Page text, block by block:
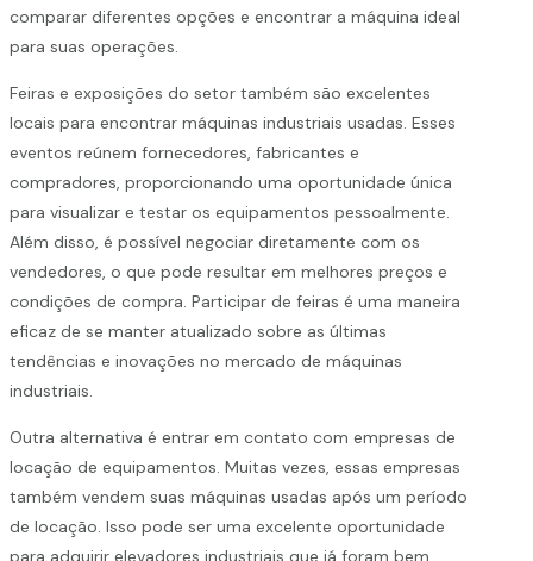
comparar diferentes opções e encontrar a máquina ideal
para suas operações.
Feiras e exposições do setor também são excelentes
locais para encontrar máquinas industriais usadas. Esses
eventos reúnem fornecedores, fabricantes e
compradores, proporcionando uma oportunidade única
para visualizar e testar os equipamentos pessoalmente.
Além disso, é possível negociar diretamente com os
vendedores, o que pode resultar em melhores preços e
condições de compra. Participar de feiras é uma maneira
eficaz de se manter atualizado sobre as últimas
tendências e inovações no mercado de máquinas
industriais.
Outra alternativa é entrar em contato com empresas de
locação de equipamentos. Muitas vezes, essas empresas
também vendem suas máquinas usadas após um período
de locação. Isso pode ser uma excelente oportunidade
para adquirir elevadores industriais que já foram bem